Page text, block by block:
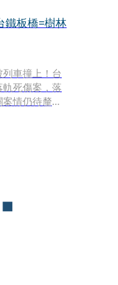
板橋=樹林
車撞上！台
死傷案，落
情仍待釐